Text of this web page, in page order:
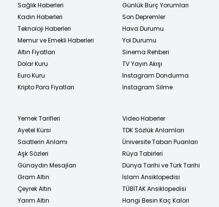
Sağlık Haberleri
Kadın Haberleri
Teknoloji Haberleri
Memur ve Emekli Haberleri
Altın Fiyatları
Dolar Kuru
Euro Kuru
Kripto Para Fiyatları
Günlük Burç Yorumları
Son Depremler
Hava Durumu
Yol Durumu
Sinema Rehberi
TV Yayın Akışı
Instagram Dondurma
Instagram Silme
Yemek Tarifleri
Ayetel Kürsi
Saatlerin Anlamı
Aşk Sözleri
Günaydın Mesajları
Gram Altın
Çeyrek Altın
Yarım Altın
Video Haberler
TDK Sözlük Anlamları
Üniversite Taban Puanları
Rüya Tabirleri
Dünya Tarihi ve Türk Tarihi
İslam Ansiklopedisi
TÜBİTAK Ansiklopedisi
Hangi Besin Kaç Kalori